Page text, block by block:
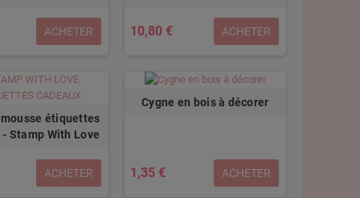
ACHETER 10,80 € ACHETER
étiquettes
Stamp With Love
ACHETER
Cygne en bois à décorer
1,35 € ACHETER